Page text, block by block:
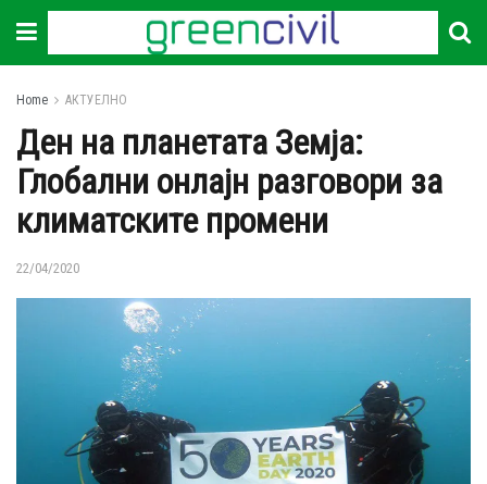
Home АКТУЕЛНО
Ден на планетата Земја:
Глобални онлајн разговори за
климатските промени
22/04/2020